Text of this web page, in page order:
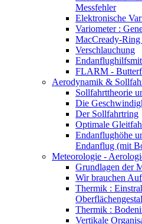
Messfehler
Elektronische
Variometer :
MacCready-
Verschlauchung
FLARM -
Aerodynamik &
Sollfahrttheorie
Die
Der Sollfahrtring
Optimale
Endanflughöhe
Endanflug (mit
Meteorologie -
Grundlagen der
Wir brauchen
Thermik :
Thermik :
Vertikale